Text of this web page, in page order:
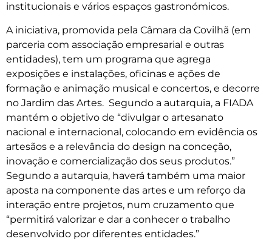
institucionais e vários espaços gastronómicos.
A iniciativa, promovida pela Câmara da Covilhã (em
parceria com associação empresarial e outras
entidades), tem um programa que agrega
exposições e instalações, oficinas e ações de
formação e animação musical e concertos, e decorre
no Jardim das Artes. Segundo a autarquia, a FIADA
mantém o objetivo de “divulgar o artesanato
nacional e internacional, colocando em evidência os
artesãos e a relevância do design na conceção,
inovação e comercialização dos seus produtos.”
Segundo a autarquia, haverá também uma maior
aposta na componente das artes e um reforço da
interação entre projetos, num cruzamento que
“permitirá valorizar e dar a conhecer o trabalho
desenvolvido por diferentes entidades.”